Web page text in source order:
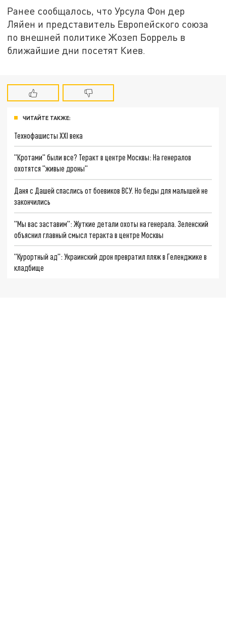
Ранее сообщалось, что Урсула Фон дер
Ляйен и представитель Европейского союза
по внешней политике Жозеп Боррель в
ближайшие дни посетят Киев.
ЧИТАЙТЕ ТАКЖЕ:
Технофашисты XXI века
"Кротами" были все? Теракт в центре Москвы: На генералов
охотятся "живые дроны"
Даня с Дашей спаслись от боевиков ВСУ. Но беды для малышей не
закончились
"Мы вас заставим": Жуткие детали охоты на генерала. Зеленский
объяснил главный смысл теракта в центре Москвы
"Курортный ад": Украинский дрон превратил пляж в Геленджике в
кладбище